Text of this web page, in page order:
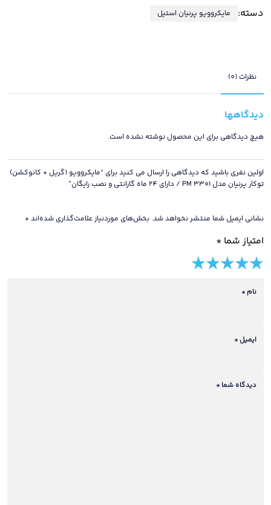
+
مدل
PM
3301
/
دارای
ماه
گارانتی
نصب
رایگان
عدد
دسته: مایکروویو پرنیان استیل
نظرات (0)
دیدگاهها
هیچ دیدگاهی برای این محصول نوشته نشده است.
اولین نفری باشید که دیدگاهی را ارسال می کنید برای “مایکروویو (گریل + کانوکشن)
توکار پرنیان مدل PM 3301 / دارای 24 ماه گارانتی و نصب رایگان”
نشانی ایمیل شما منتشر نخواهد شد. بخش‌های موردنیاز علامت‌گذاری شده‌اند *
امتیاز شما *
1 of
stars
2 of
stars
3 of
4 of
5 of
دیدگاه شما *
نام *
ایمیل *